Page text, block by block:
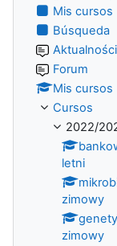
Mis cursos
Búsqueda
Aktualności
Forum
Mis cursos
Cursos
2022/
letni
zimowy
zimowy